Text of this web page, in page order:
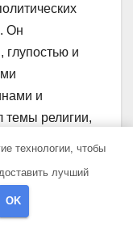
Он
глупостью и
и
религии,
технологии, чтобы
лучший
OK